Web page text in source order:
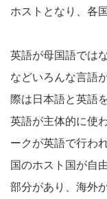
ホストとなり、各
英語が母国語では
などいろんな言語
際は日本語と英語
英語が主体的に使
ークが英語で行わ
国のホスト国が自
部分があり、海外